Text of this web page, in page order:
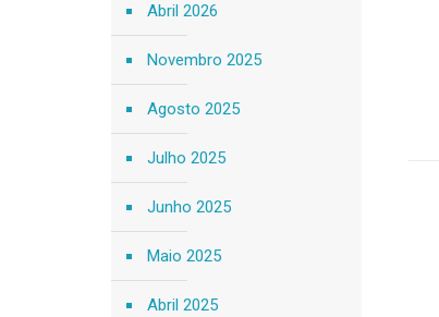
Abril 2026
Novembro 2025
Agosto 2025
Julho 2025
Junho 2025
Maio 2025
Abril 2025